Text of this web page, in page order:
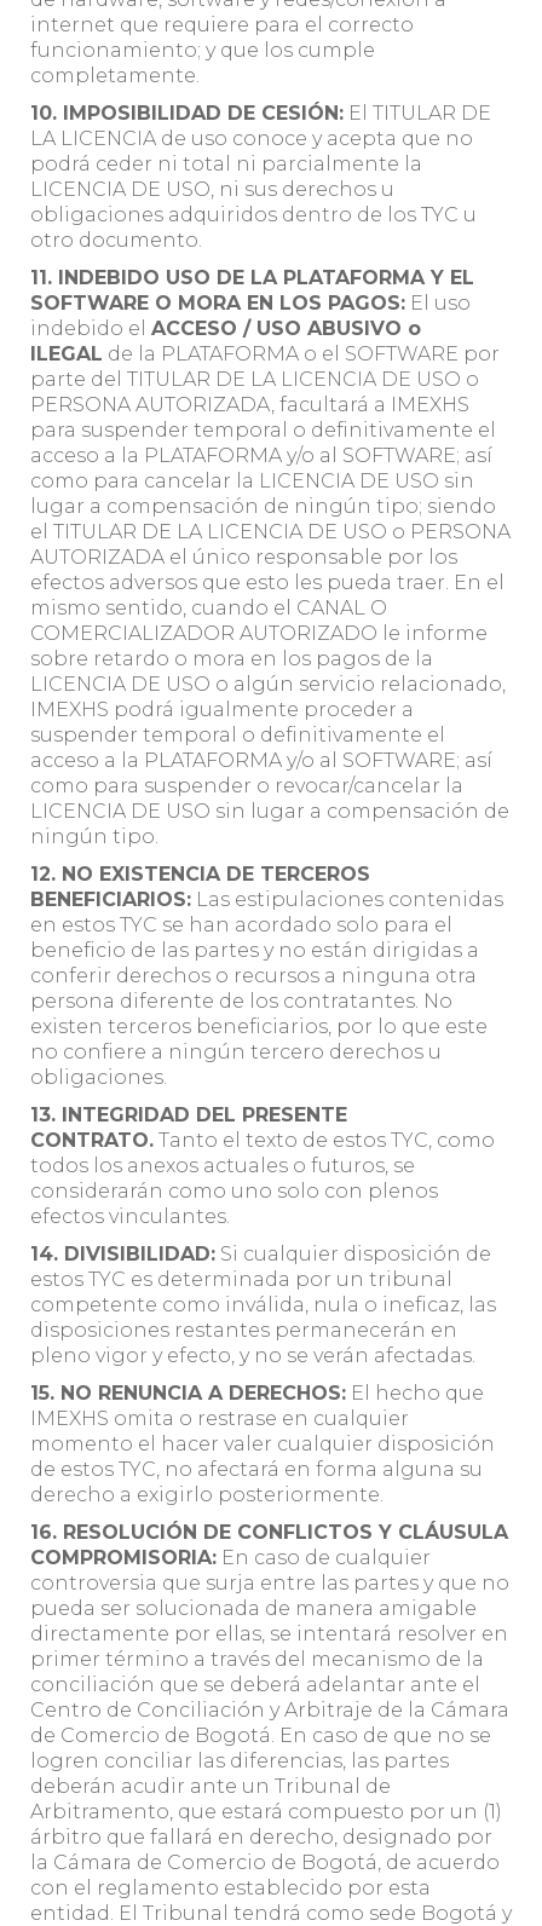
internet que requiere para el correcto
funcionamiento; y que los cumple
completamente.
10. IMPOSIBILIDAD DE CESIÓN: El TITULAR DE
LA LICENCIA de uso conoce y acepta que no
podrá ceder ni total ni parcialmente la
LICENCIA DE USO, ni sus derechos u
obligaciones adquiridos dentro de los TYC u
otro documento.
11. INDEBIDO USO DE LA PLATAFORMA Y EL
SOFTWARE O MORA EN LOS PAGOS: El uso
indebido el ACCESO / USO ABUSIVO o
ILEGAL de la PLATAFORMA o el SOFTWARE por
parte del TITULAR DE LA LICENCIA DE USO o
PERSONA AUTORIZADA, facultará a IMEXHS
para suspender temporal o definitivamente el
acceso a la PLATAFORMA y/o al SOFTWARE; así
como para cancelar la LICENCIA DE USO sin
lugar a compensación de ningún tipo; siendo
el TITULAR DE LA LICENCIA DE USO o PERSONA
AUTORIZADA el único responsable por los
efectos adversos que esto les pueda traer. En el
mismo sentido, cuando el CANAL O
COMERCIALIZADOR AUTORIZADO le informe
sobre retardo o mora en los pagos de la
LICENCIA DE USO o algún servicio relacionado,
IMEXHS podrá igualmente proceder a
suspender temporal o definitivamente el
acceso a la PLATAFORMA y/o al SOFTWARE; así
como para suspender o revocar/cancelar la
LICENCIA DE USO sin lugar a compensación de
ningún tipo.
12. NO EXISTENCIA DE TERCEROS
BENEFICIARIOS: Las estipulaciones contenidas
en estos TYC se han acordado solo para el
beneficio de las partes y no están dirigidas a
conferir derechos o recursos a ninguna otra
persona diferente de los contratantes. No
existen terceros beneficiarios, por lo que este
no confiere a ningún tercero derechos u
obligaciones.
13. INTEGRIDAD DEL PRESENTE
CONTRATO. Tanto el texto de estos TYC, como
todos los anexos actuales o futuros, se
considerarán como uno solo con plenos
efectos vinculantes.
14. DIVISIBILIDAD: Si cualquier disposición de
estos TYC es determinada por un tribunal
competente como inválida, nula o ineficaz, las
disposiciones restantes permanecerán en
pleno vigor y efecto, y no se verán afectadas.
15. NO RENUNCIA A DERECHOS: El hecho que
IMEXHS omita o restrase en cualquier
momento el hacer valer cualquier disposición
de estos TYC, no afectará en forma alguna su
derecho a exigirlo posteriormente.
16. RESOLUCIÓN DE CONFLICTOS Y CLÁUSULA
COMPROMISORIA: En caso de cualquier
controversia que surja entre las partes y que no
pueda ser solucionada de manera amigable
directamente por ellas, se intentará resolver en
primer término a través del mecanismo de la
conciliación que se deberá adelantar ante el
Centro de Conciliación y Arbitraje de la Cámara
de Comercio de Bogotá. En caso de que no se
logren conciliar las diferencias, las partes
deberán acudir ante un Tribunal de
Arbitramento, que estará compuesto por un (1)
árbitro que fallará en derecho, designado por
la Cámara de Comercio de Bogotá, de acuerdo
con el reglamento establecido por esta
entidad. El Tribunal tendrá como sede Bogotá y